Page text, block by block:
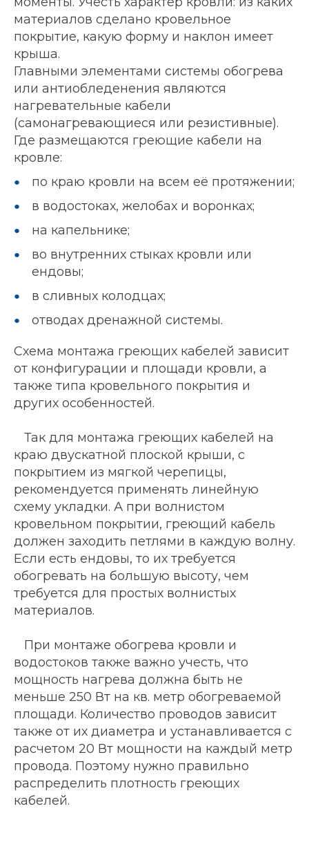
материалов сделано кровельное
покрытие, какую форму и наклон имеет
крыша.
Главными элементами системы обогрева
или антиобледенения являются
нагревательные кабели
(самонагревающиеся или резистивные).
Где размещаются греющие кабели на
кровле:
по краю кровли на всем её протяжении;
в водостоках, желобах и воронках;
на капельнике;
во внутренних стыках кровли или
ендовы;
в сливных колодцах;
отводах дренажной системы.
Схема монтажа греющих кабелей зависит
от конфигурации и площади кровли, а
также типа кровельного покрытия и
других особенностей.
Так для монтажа греющих кабелей на
краю двускатной плоской крыши, с
покрытием из мягкой черепицы,
рекомендуется применять линейную
схему укладки. А при волнистом
кровельном покрытии, греющий кабель
должен заходить петлями в каждую волну.
Если есть ендовы, то их требуется
обогревать на большую высоту, чем
требуется для простых волнистых
материалов.
При монтаже обогрева кровли и
водостоков также важно учесть, что
мощность нагрева должна быть не
меньше 250 Вт на кв. метр обогреваемой
площади. Количество проводов зависит
также от их диаметра и устанавливается с
расчетом 20 Вт мощности на каждый метр
провода. Поэтому нужно правильно
распределить плотность греющих
кабелей.